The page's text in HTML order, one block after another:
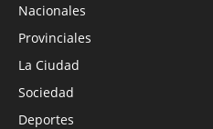
Nacionales
Provinciales
La Ciudad
Sociedad
Deportes